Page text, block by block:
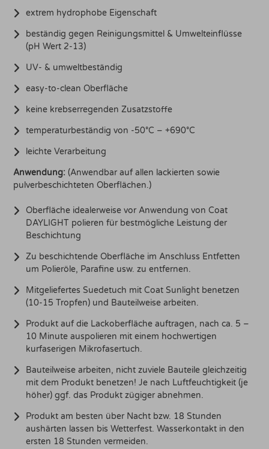
extrem hydrophobe Eigenschaft
beständig gegen Reinigungsmittel & Umwelteinflüsse
(pH Wert 2-13)
UV- & umweltbeständig
easy-to-clean Oberfläche
keine krebserregenden Zusatzstoffe
temperaturbeständig von -50°C – +690°C
leichte Verarbeitung
Anwendung: (Anwendbar auf allen lackierten sowie
pulverbeschichteten Oberflächen.)
Oberfläche idealerweise vor Anwendung von Coat
DAYLIGHT polieren für bestmögliche Leistung der
Beschichtung
Zu beschichtende Oberfläche im Anschluss Entfetten
um Polieröle, Parafine usw. zu entfernen.
Mitgeliefertes Suedetuch mit Coat Sunlight benetzen
(10-15 Tropfen) und Bauteilweise arbeiten.
Produkt auf die Lackoberfläche auftragen, nach ca. 5 –
10 Minute auspolieren mit einem hochwertigen
kurfaserigen Mikrofasertuch.
Bauteilweise arbeiten, nicht zuviele Bauteile gleichzeitig
mit dem Produkt benetzen! Je nach Luftfeuchtigkeit (je
höher) ggf. das Produkt zügiger abnehmen.
Produkt am besten über Nacht bzw. 18 Stunden
aushärten lassen bis Wetterfest. Wasserkontakt in den
ersten 18 Stunden vermeiden.